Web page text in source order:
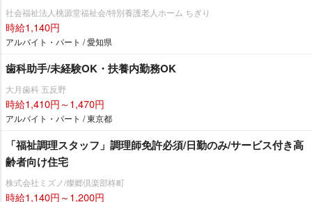
社会福祉法人桃源堂福祉会/特別養護老人ホーム ちぎり
時給1,140円
アルバイト・パート / 愛知県
歯科助手/未経験OK・扶養内勤務OK
大月歯科 五反野
時給1,410円～1,470円
アルバイト・パート / 東京都
「福祉調理スタッフ」調理師免許必須/日勤のみ/サービス付き高
齢者向け住宅
株式会社ミズノ/燦郷倶楽部柊町
時給1,140円～1,200円